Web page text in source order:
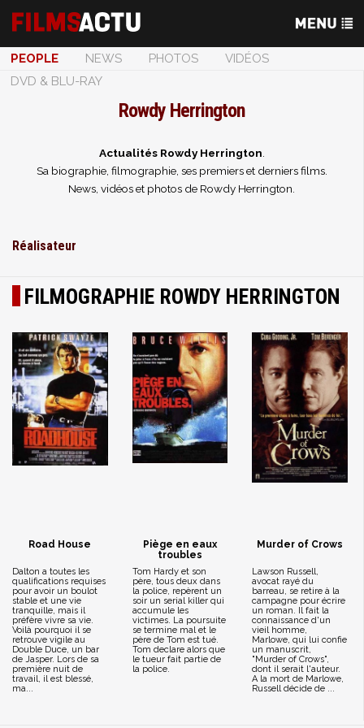
PEOPLE NEWS PHOTOS
VIDÉOS
DVD & BLU-RAY
Rowdy Herrington
Actualités Rowdy Herrington
Sa biographie, filmographie, ses premiers et derniers films.
News, vidéos et photos de Rowdy Herrington.
Réalisateur
FILMOGRAPHIE ROWDY HERRINGTON
Road House
Dalton a toutes les
qualifications requises
pour avoir un boulot
stable et une vie
tranquille, mais il
préfère vivre sa vie.
Voilà pourquoi il se
retrouve vigile au
Double Duce, un bar
de Jasper. Lors de sa
première nuit de
travail, il est blessé,
ma...
Piège en eaux
troubles
Tom Hardy et son
père, tous deux dans
la police, repèrent un
soir un serial killer qui
accumule les
victimes. La poursuite
se termine mal et le
père de Tom est tué.
Tom declare alors que
le tueur fait partie de
la police.
Murder of Crows
Lawson Russell,
avocat rayé du
barreau, se retire à la
campagne pour écrire
un roman. Il fait la
connaissance d'un
vieil homme,
Marlowe, qui lui confie
un manuscrit,
"Murder of Crows",
dont il serait l'auteur.
A la mort de Marlowe,
Russell décide de ...